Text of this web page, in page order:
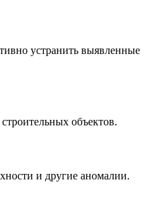
устранить выявленные
объектов.
и другие аномалии.